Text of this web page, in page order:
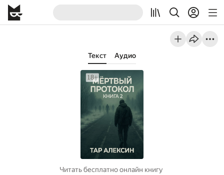
Текст Аудио
Читать бесплатно онлайн книгу